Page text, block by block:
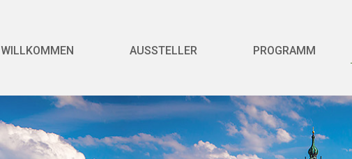
WILLKOMMEN AUSSTELLER PROGRAMM